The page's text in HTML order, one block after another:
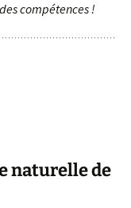
compétences !
naturelle de